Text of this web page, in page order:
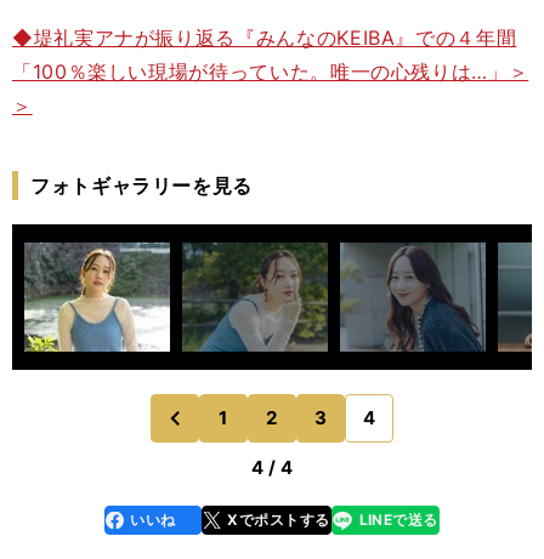
◆堤礼実アナが振り返る『みんなのKEIBA』での４年間
「100％楽しい現場が待っていた。唯一の心残りは…」＞
＞
フォトギャラリーを見る
前
のページへ
1 2 3 4
4 / 4
faceboo
k
いいね Xでポストする
line LINEで送る